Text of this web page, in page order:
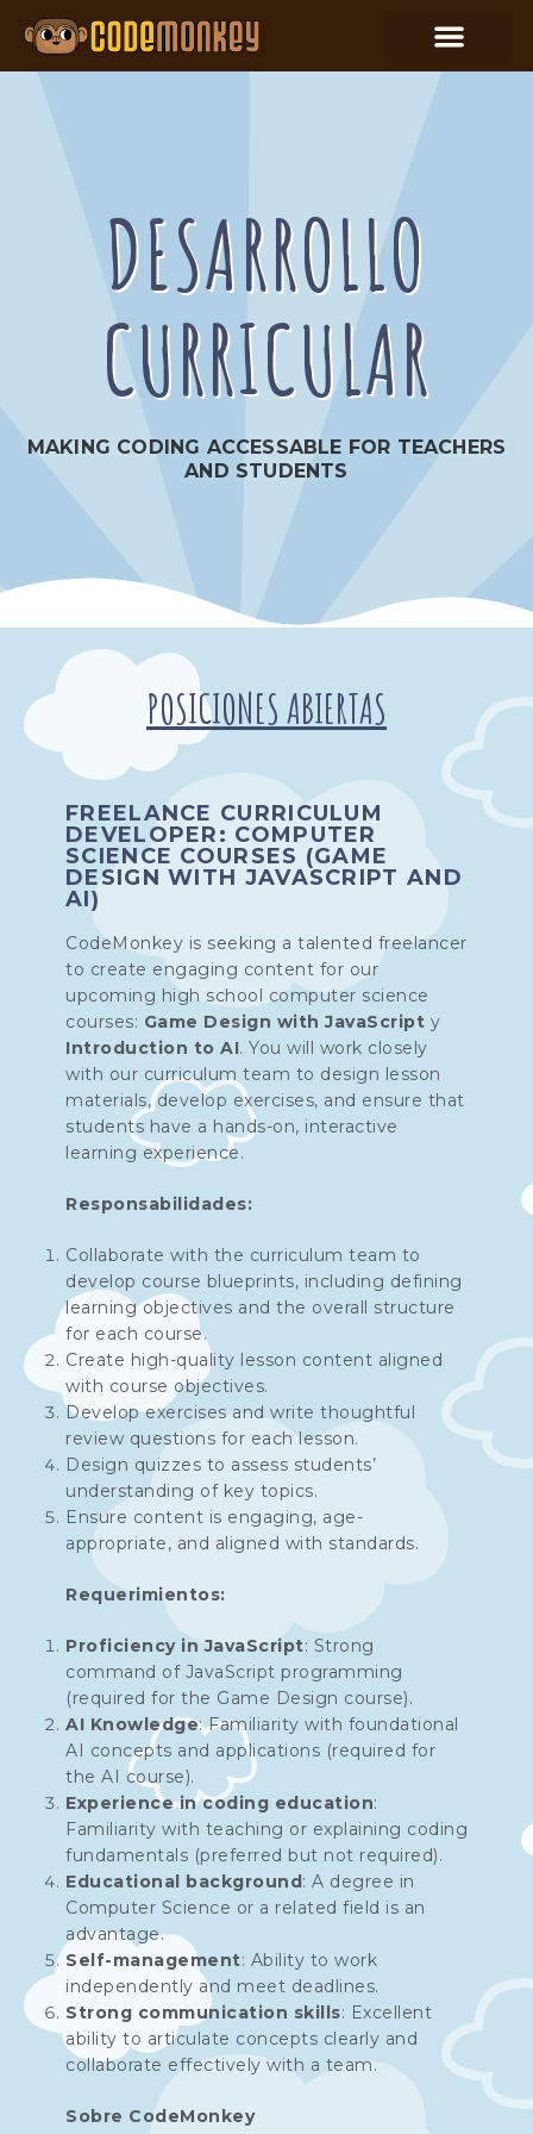
DESARROLLO
CURRICULAR
MAKING CODING ACCESSABLE FOR TEACHERS
AND STUDENTS
POSICIONES ABIERTAS
FREELANCE CURRICULUM
DEVELOPER: COMPUTER
SCIENCE COURSES (GAME
DESIGN WITH JAVASCRIPT AND
AI)
CodeMonkey is seeking a talented freelancer
to create engaging content for our
upcoming high school computer science
courses: Game Design with JavaScript y
Introduction to AI. You will work closely
with our curriculum team to design lesson
materials, develop exercises, and ensure that
students have a hands-on, interactive
learning experience.
Responsabilidades:
Collaborate with the curriculum team to
develop course blueprints, including defining
learning objectives and the overall structure
for each course.
Create high-quality lesson content aligned
with course objectives.
Develop exercises and write thoughtful
review questions for each lesson.
Design quizzes to assess students’
understanding of key topics.
Ensure content is engaging, age-
appropriate, and aligned with standards.
Requerimientos:
Proficiency in JavaScript: Strong
command of JavaScript programming
(required for the Game Design course).
AI Knowledge: Familiarity with foundational
AI concepts and applications (required for
the AI course).
Experience in coding education:
Familiarity with teaching or explaining coding
fundamentals (preferred but not required).
Educational background: A degree in
Computer Science or a related field is an
advantage.
Self-management: Ability to work
independently and meet deadlines.
Strong communication skills: Excellent
ability to articulate concepts clearly and
collaborate effectively with a team.
Sobre CodeMonkey